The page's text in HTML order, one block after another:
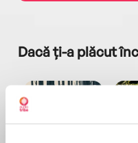
Dacă ți-a plăcut